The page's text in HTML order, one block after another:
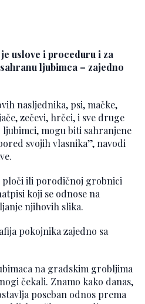
uslove i proceduru i za
ljubimca – zajedno
nasljednika, psi, mačke,
zečevi, hrčci, i sve druge
mogu biti sahranjene
svojih vlasnika”, navodi
ploči ili porodičnoj grobnici
koji se odnose na
njihovih slika.
pokojnika zajedno sa
na gradskim grobljima
čekali. Znamo kako danas,
poseban odnos prema